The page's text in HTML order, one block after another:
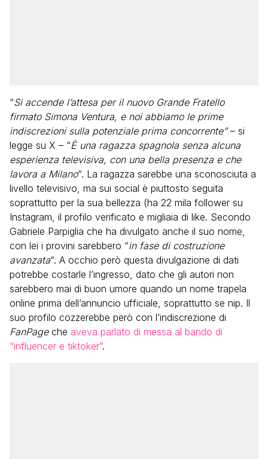
“Si accende l’attesa per il nuovo Grande Fratello
firmato Simona Ventura, e noi abbiamo le prime
indiscrezioni sulla potenziale prima concorrente”– si
legge su X – “È una ragazza spagnola senza alcuna
esperienza televisiva, con una bella presenza e che
lavora a Milano“. La ragazza sarebbe una sconosciuta a
livello televisivo, ma sui social è piuttosto seguita
soprattutto per la sua bellezza (ha 22 mila follower su
Instagram, il profilo verificato e migliaia di like. Secondo
Gabriele Parpiglia che ha divulgato anche il suo nome,
con lei i provini sarebbero “in fase di costruzione
avanzata“. A occhio però questa divulgazione di dati
potrebbe costarle l’ingresso, dato che gli autori non
sarebbero mai di buon umore quando un nome trapela
online prima dell’annuncio ufficiale, soprattutto se nip. Il
suo profilo cozzerebbe però con l’indiscrezione di
FanPageche aveva parlato di messa al bando di
“influencer e tiktoker”.